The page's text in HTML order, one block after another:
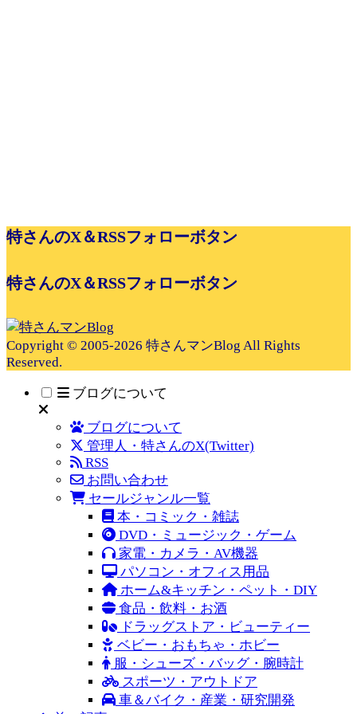
特さんのX＆RSSフォローボタン
特さんのX＆RSSフォローボタン
Copyright © 2005-2026 特さんマンBlog All Rights
Reserved.
ブログについて
ブログについて
管理人・特さんのX(Twitter)
RSS
お問い合わせ
セールジャンル一覧
本・コミック・雑誌
DVD・ミュージック・ゲーム
家電・カメラ・AV機器
パソコン・オフィス用品
ホーム&キッチン・ペット・DIY
食品・飲料・お酒
ドラッグストア・ビューティー
ベビー・おもちゃ・ホビー
服・シューズ・バッグ・腕時計
スポーツ・アウトドア
車＆バイク・産業・研究開発